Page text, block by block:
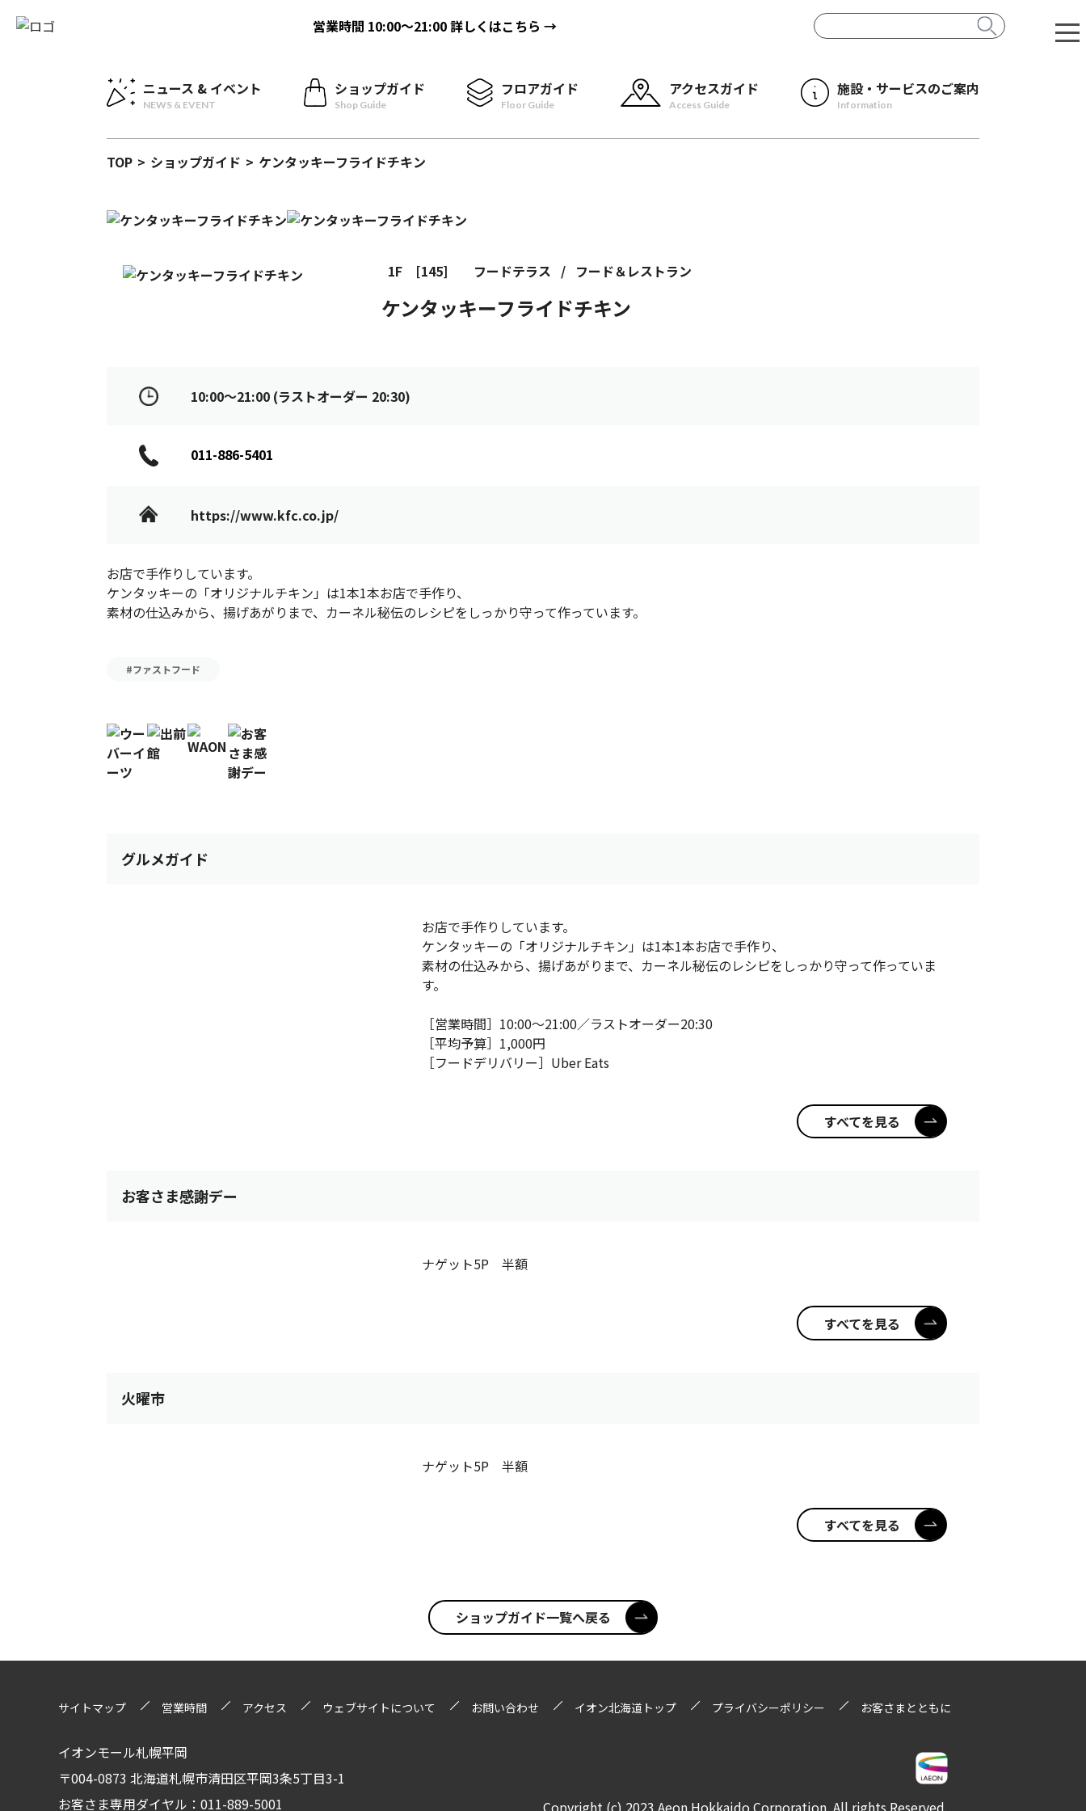
営業時間 10:00〜21:00詳しくはこちら →
ニュース & イベント
NEWS & EVENT
ショップガイド
Shop Guide
フロアガイド
Floor Guide
アクセスガイド
Access Guide
施設・サービスのご案内
Information
TOP > ショップガイド > ケンタッキーフライドチキン
1F [145] フードテラス / フード＆レストラン
ケンタッキーフライドチキン
10:00～21:00 (ラストオーダー 20:30)
011-886-5401
https://www.kfc.co.jp/
お店で手作りしています。
ケンタッキーの「オリジナルチキン」は1本1本お店で手作り、
素材の仕込みから、揚げあがりまで、カーネル秘伝のレシピをしっかり守って作っています。
#ファストフード
グルメガイド
お店で手作りしています。
ケンタッキーの「オリジナルチキン」は1本1本お店で手作り、
素材の仕込みから、揚げあがりまで、カーネル秘伝のレシピをしっかり守って作っていま
す。
［営業時間］10:00～21:00／ラストオーダー20:30
［平均予算］1,000円
［フードデリバリー］Uber Eats
すべてを見る
お客さま感謝デー
ナゲット5P 半額
すべてを見る
火曜市
ナゲット5P 半額
すべてを見る
ショップガイド一覧へ戻る
サイトマップ 営業時間 アクセス ウェブサイトについて お問い合わせ イオン北海道トップ プライバシーポリシー お客さまとともに
イオンモール札幌平岡
〒004-0873 北海道札幌市清田区平岡3条5丁目3-1
お客さま専用ダイヤル： 011-889-5001 Copyright (c) 2023 Aeon Hokkaido Corporation. All rights Reserved.